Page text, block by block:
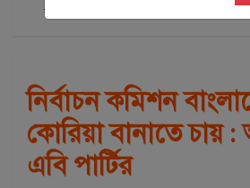
রাজধানী
নির্বাচন কমিশন
কোরিয়া বানাতে চায়
এবি পার্টির